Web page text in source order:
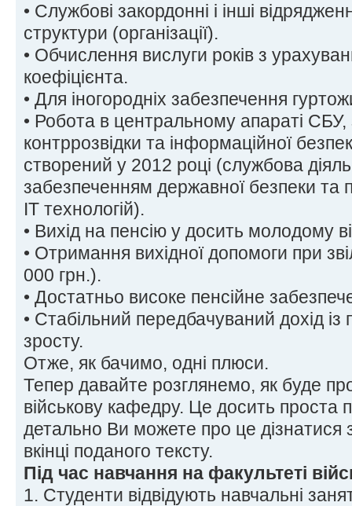
• Службові закордонні і інші
структури (організації).
• Обчислення вислуги років з
коефіцієнта.
• Для іногородніх забезпечення
• Робота в центральному апараті
контррозвідки та інформаційної
створений у 2012 році (службова
забезпеченням державної безпеки та
ІТ технологій).
• Вихід на пенсію у досить молодому
• Отримання вихідної допомоги при
000 грн.).
• Достатньо високе пенсійне
• Стабільний передбачуваний дохід
зросту.
Отже, як бачимо, одні плюси.
Тепер давайте розглянемо, як буде
військову кафедру. Це досить проста
детально Ви можете про це дізнатися
вкінці поданого тексту.
Під час навчання на факультеті
1. Студенти відвідують навчальні